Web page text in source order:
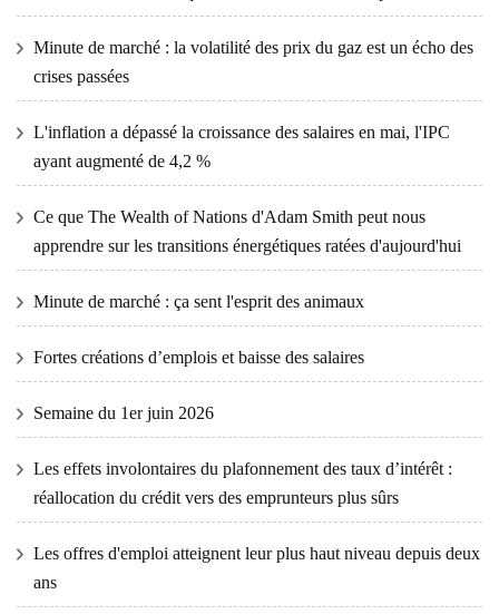
Minute de marché : la volatilité des prix du gaz est un écho des
crises passées
L'inflation a dépassé la croissance des salaires en mai, l'IPC
ayant augmenté de 4,2 %
Ce que The Wealth of Nations d'Adam Smith peut nous
apprendre sur les transitions énergétiques ratées d'aujourd'hui
Minute de marché : ça sent l'esprit des animaux
Fortes créations d’emplois et baisse des salaires
Semaine du 1er juin 2026
Les effets involontaires du plafonnement des taux d’intérêt :
réallocation du crédit vers des emprunteurs plus sûrs
Les offres d'emploi atteignent leur plus haut niveau depuis deux
ans